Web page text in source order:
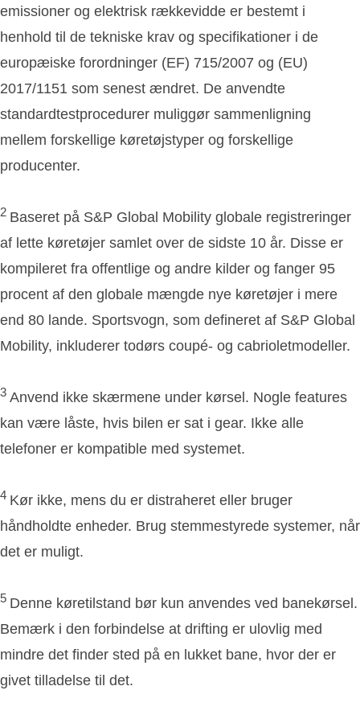
emissioner og elektrisk rækkevidde er bestemt i
henhold til de tekniske krav og specifikationer i de
europæiske forordninger (EF) 715/2007 og (EU)
2017/1151 som senest ændret. De anvendte
standardtestprocedurer muliggør sammenligning
mellem forskellige køretøjstyper og forskellige
producenter.
2 Baseret på S&P Global Mobility globale registreringer
af lette køretøjer samlet over de sidste 10 år. Disse er
kompileret fra offentlige og andre kilder og fanger 95
procent af den globale mængde nye køretøjer i mere
end 80 lande. Sportsvogn, som defineret af S&P Global
Mobility, inkluderer todørs coupé- og cabrioletmodeller.
3 Anvend ikke skærmene under kørsel. Nogle features
kan være låste, hvis bilen er sat i gear. Ikke alle
telefoner er kompatible med systemet.
4 Kør ikke, mens du er distraheret eller bruger
håndholdte enheder. Brug stemmestyrede systemer, når
det er muligt.
5 Denne køretilstand bør kun anvendes ved banekørsel.
Bemærk i den forbindelse at drifting er ulovlig med
mindre det finder sted på en lukket bane, hvor der er
givet tilladelse til det.